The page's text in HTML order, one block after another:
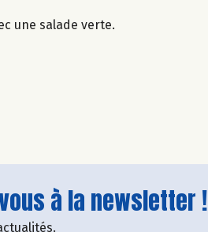
une salade verte.
à la newsletter !